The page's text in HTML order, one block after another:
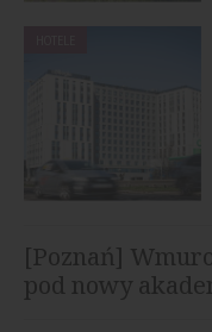
[Poznań]
pod nowy